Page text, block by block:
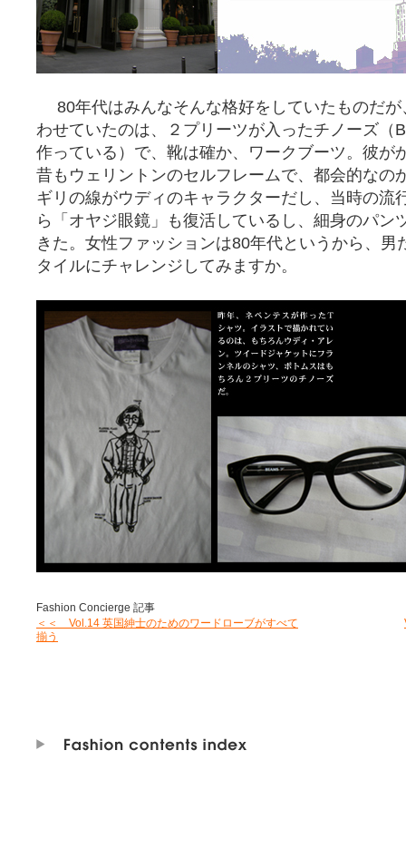
80年代はみんなそんな格好をしていたものだが
わせていたのは、２プリーツが入ったチノーズ（
作っている）で、靴は確か、ワークブーツ。彼が
昔もウェリントンのセルフレームで、都会的なの
ギリの線がウディのキャラクターだし、当時の流
ら「オヤジ眼鏡」も復活しているし、細身のパン
きた。女性ファッションは80年代というから、男
タイルにチャレンジしてみますか。
Fashion Concierge 記事
＜＜ Vol.14 英国紳士のためのワードローブがすべて
揃う